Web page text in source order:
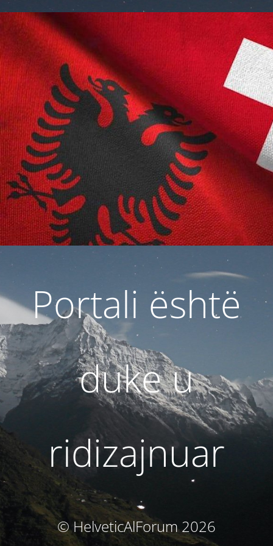
Portali është
duke u
ridizajnuar
© HelveticAlForum 2026